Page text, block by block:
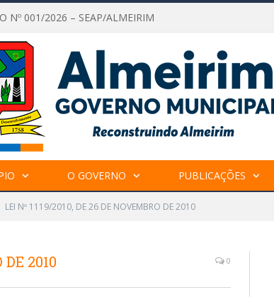
Nº 001/2026 – SEAP/ALMEIRIM
O GOVERNO PUBLICAÇÕES
LEI Nº 1119/2010, DE 26 DE NOVEMBRO DE 2010
DE 2010 0